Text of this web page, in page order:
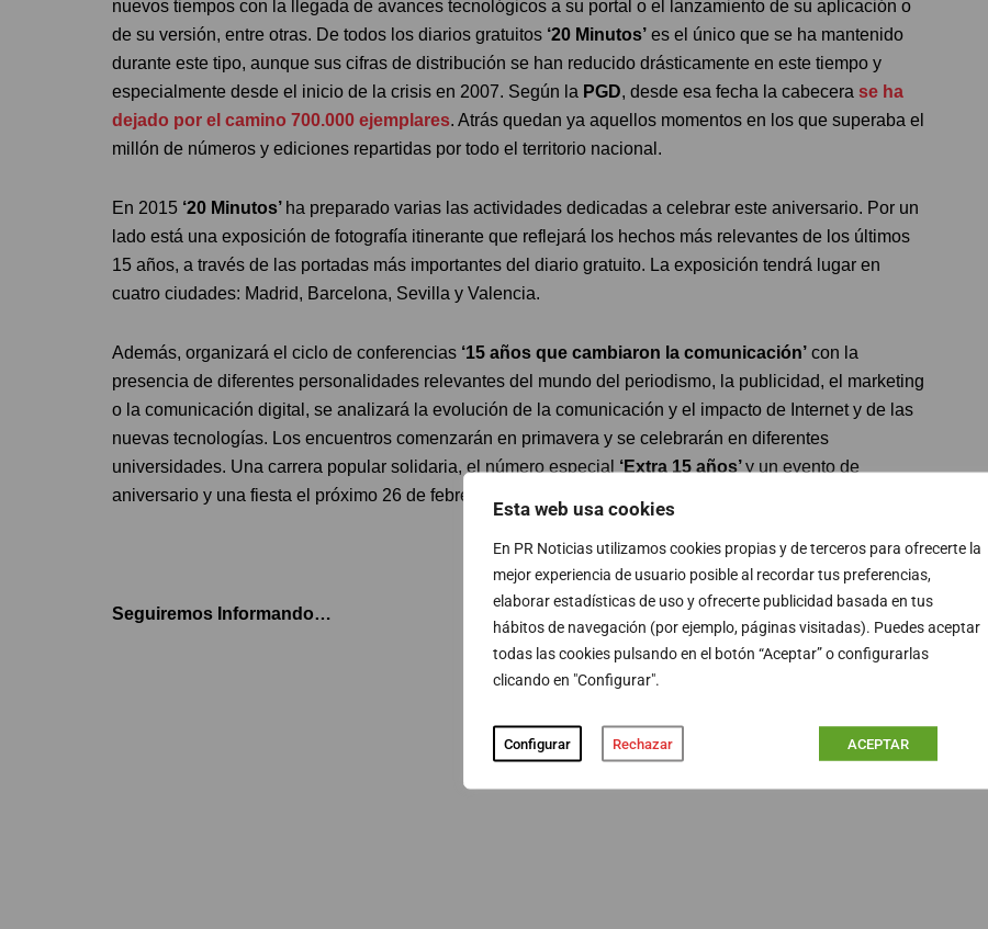
Esta web usa cookies
En PR Noticias utilizamos cookies propias y de terceros para ofrecerte la
mejor experiencia de usuario posible al recordar tus preferencias,
elaborar estadísticas de uso y ofrecerte publicidad basada en tus
hábitos de navegación (por ejemplo, páginas visitadas). Puedes aceptar
todas las cookies pulsando en el botón “Aceptar” o configurarlas
clicando en "Configurar".
Configurar Rechazar ACEPTAR
nuevos tiempos con la llegada de avances tecnológicos a su portal o el lanzamiento de su aplicación o
de su versión, entre otras. De todos los diarios gratuitos ‘20 Minutos’ es el único que se ha mantenido
durante este tipo, aunque sus cifras de distribución se han reducido drásticamente en este tiempo y
especialmente desde el inicio de la crisis en 2007. Según la PGD, desde esa fecha la cabecera se ha
dejado por el camino 700.000 ejemplares. Atrás quedan ya aquellos momentos en los que superaba el
millón de números y ediciones repartidas por todo el territorio nacional.
En 2015 ‘20 Minutos’ ha preparado varias las actividades dedicadas a celebrar este aniversario. Por un
lado está una exposición de fotografía itinerante que reflejará los hechos más relevantes de los últimos
15 años, a través de las portadas más importantes del diario gratuito. La exposición tendrá lugar en
cuatro ciudades: Madrid, Barcelona, Sevilla y Valencia.
Además, organizará el ciclo de conferencias ‘15 años que cambiaron la comunicación’ con la
presencia de diferentes personalidades relevantes del mundo del periodismo, la publicidad, el marketing
o la comunicación digital, se analizará la evolución de la comunicación y el impacto de Internet y de las
nuevas tecnologías. Los encuentros comenzarán en primavera y se celebrarán en diferentes
universidades. Una carrera popular solidaria, el número especial ‘Extra 15 años’y un evento de
aniversario y una fiesta el próximo 26 de febrero completan el elenco de actividades.
Seguiremos Informando…